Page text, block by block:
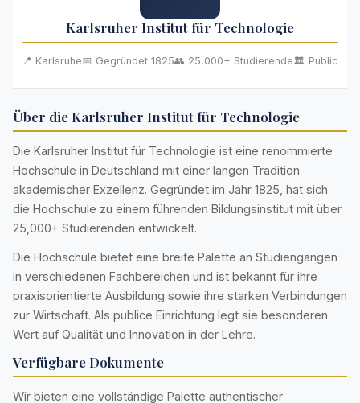
Karlsruher Institut für Technologie
📍 Karlsruhe📅 Gegründet 1825👥 25,000+ Studierende🏛️ Public
Über die Karlsruher Institut für Technologie
Die Karlsruher Institut für Technologie ist eine renommierte
Hochschule in Deutschland mit einer langen Tradition
akademischer Exzellenz. Gegründet im Jahr 1825, hat sich
die Hochschule zu einem führenden Bildungsinstitut mit über
25,000+ Studierenden entwickelt.
Die Hochschule bietet eine breite Palette an Studiengängen
in verschiedenen Fachbereichen und ist bekannt für ihre
praxisorientierte Ausbildung sowie ihre starken Verbindungen
zur Wirtschaft. Als publice Einrichtung legt sie besonderen
Wert auf Qualität und Innovation in der Lehre.
Verfügbare Dokumente
Wir bieten eine vollständige Palette authentischer